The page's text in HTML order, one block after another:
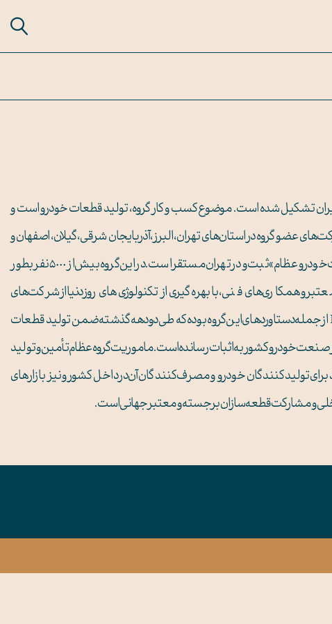
ایران تشکیل شده است. موضوع کسب و کار گروه، تولید قطعات خودرو است و
ادامه دارد. شرکت‌های عضو گروه در استان‌های تهران، البرز، آذربایجان شرقی، گیلان، اصفهان و
خوزستان قرار دارند و شرکت مادر نیز با نام «گروه قطعات خودرو عظام» ثبت و در تهران مستقر است. در این گروه بیش از ۵۰۰۰ نفر بطور
فنی، با بهره‌گیری از تکنولوژی‌های روز دنیا از شرکت‌های
صاحب‌نام جهانی از قبیل Valeo، Bosch و Mando از جمله دستاوردهای این گروه بوده که طی دو دهه گذشته ضمن تولید قطعات
صنعت خودرو کشور به اثبات رسانده است. ماموریت گروه عظام تأمین و تولید
تولید کنندگان خودرو و مصرف کنندگان آن در داخل کشور و نیز بازارهای
و مشارکت قطعه‌سازان برجسته و معتبر جهانی است.